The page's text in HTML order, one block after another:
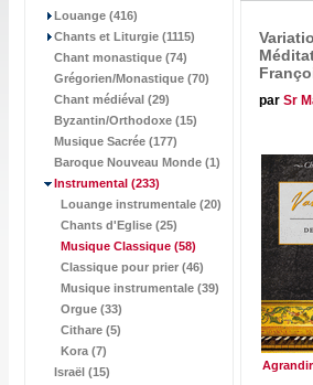
Louange (416)
Chants et Liturgie (1115)
Chant monastique (74)
Grégorien/Monastique (70)
Chant médiéval (29)
Byzantin/Orthodoxe (15)
Musique Sacrée (177)
Baroque Nouveau Monde (1)
Instrumental (233)
Louange instrumentale (20)
Chants d'Eglise (25)
Musique Classique (58)
Classique pour prier (46)
Musique instrumentale (39)
Orgue (33)
Cithare (5)
Kora (7)
Israël (15)
par Sr
Agrandir